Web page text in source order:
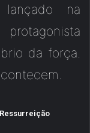
na
da força.